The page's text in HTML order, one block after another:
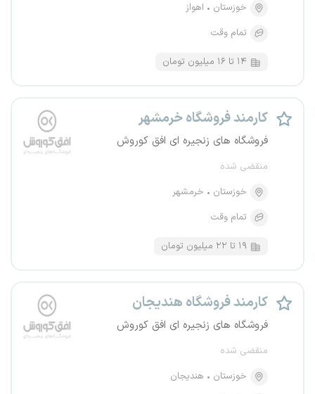
خوزستان
اهواز
تمام وقت
۱۴ تا ۱۶ میلیون تومان
کارمند فروشگاه خرمشهر
فروشگاه های زنجیره ای افق کوروش
منقضی شده
خوزستان
خرمشهر
تمام وقت
۱۹ تا ۲۲ میلیون تومان
کارمند فروشگاه هندیجان
فروشگاه های زنجیره ای افق کوروش
منقضی شده
خوزستان
هندیجان